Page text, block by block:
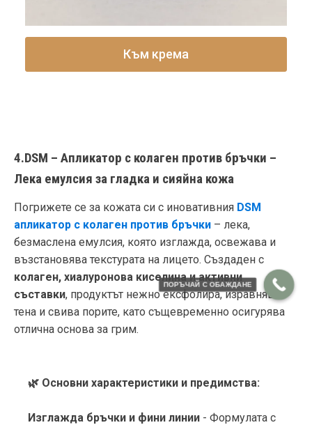
Към крема
4.DSM – Апликатор с колаген против бръчки –
Лека емулсия за гладка и сияйна кожа
Погрижете се за кожата си с иновативния DSM
апликатор с колаген против бръчки – лека,
безмаслена емулсия, която изглажда, освежава и
възстановява текстурата на лицето. Създаден с
колаген, хиалуронова киселина и активни
съставки, продуктът нежно ексфолира, изравнява
тена и свива порите, като същевременно осигурява
отлична основа за грим.
🌿 Основни характеристики и предимства:
Изглажда бръчки и фини линии - Формулата с
ПОРЪЧАЙ С ОБАЖДАНЕ